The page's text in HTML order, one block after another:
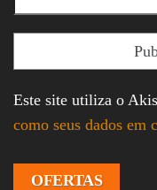
Este site utiliza o
como seus dados em
OFERTAS